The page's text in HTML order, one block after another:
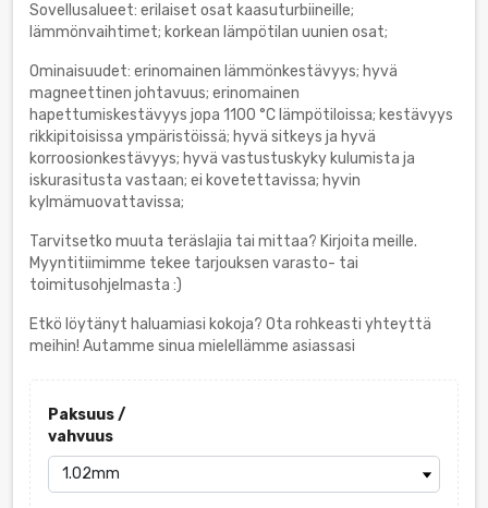
Sovellusalueet: erilaiset osat kaasuturbiineille;
lämmönvaihtimet; korkean lämpötilan uunien osat;
Ominaisuudet: erinomainen lämmönkestävyys; hyvä
magneettinen johtavuus; erinomainen
hapettumiskestävyys jopa 1100 °C lämpötiloissa; kestävyys
rikkipitoisissa ympäristöissä; hyvä sitkeys ja hyvä
korroosionkestävyys; hyvä vastustuskyky kulumista ja
iskurasitusta vastaan; ei kovetettavissa; hyvin
kylmämuovattavissa;
Tarvitsetko muuta teräslajia tai mittaa? Kirjoita meille.
Myyntitiimimme tekee tarjouksen varasto- tai
toimitusohjelmasta :)
Etkö löytänyt haluamiasi kokoja? Ota rohkeasti yhteyttä
meihin! Autamme sinua mielellämme asiassasi
Paksuus /
vahvuus